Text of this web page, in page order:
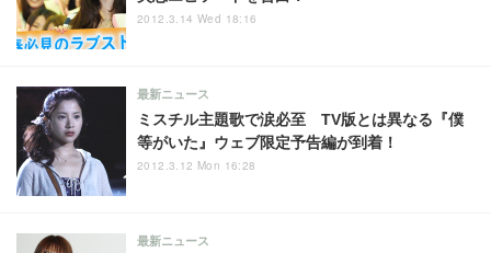
2012.3.14 Wed 18:16
ミスチル主題歌で涙必至 TV版とは異なる『僕
等がいた』ウェブ限定予告編が到着！
最新ニュース
2012.3.12 Mon 16:28
最新ニュース